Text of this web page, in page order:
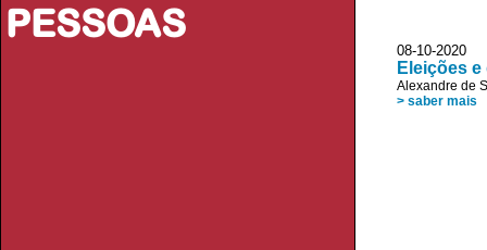
PESSOAS
08-10-
Eleições
Alexandre de
> saber mais